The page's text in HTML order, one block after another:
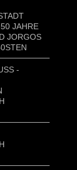
JAHRE
JORGOS
- FE